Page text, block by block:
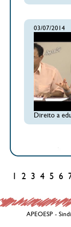
03/07/2014
Direito a
2 3 4 5 6
APEOESP -